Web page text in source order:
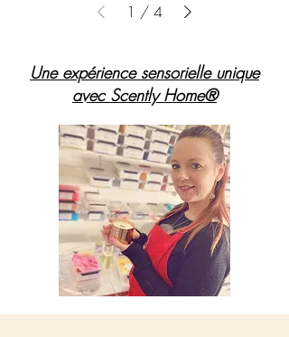
1 / 4
Une expérience sensorielle unique
avec Scently Home®